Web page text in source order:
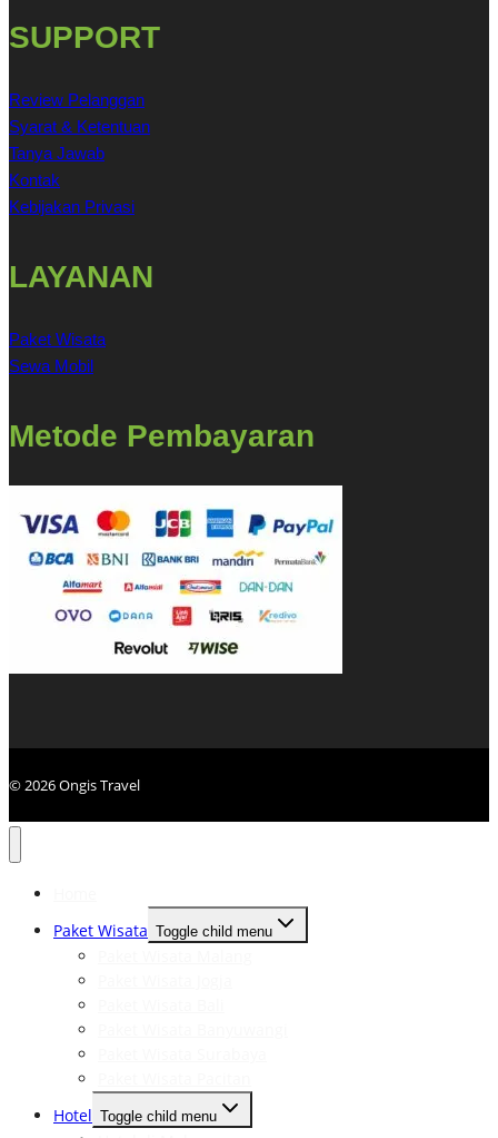
SUPPORT
Review Pelanggan
Syarat & Ketentuan
Tanya Jawab
Kontak
Kebijakan Privasi
LAYANAN
Paket Wisata
Sewa Mobil
Metode Pembayaran
© 2026 Ongis Travel
Paket Wisata Toggle child menu
Hotel Toggle child menu